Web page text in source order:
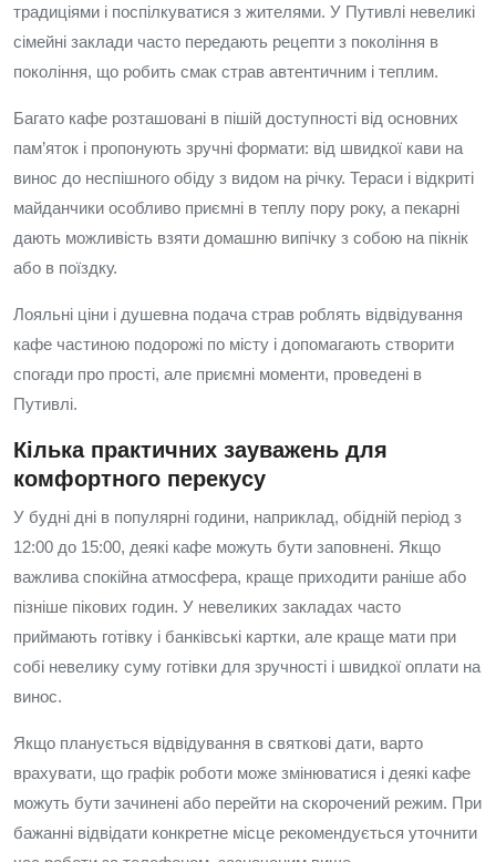
традиціями і поспілкуватися з жителями. У Путивлі невеликі
сімейні заклади часто передають рецепти з покоління в
покоління, що робить смак страв автентичним і теплим.
Багато кафе розташовані в пішій доступності від основних
пам’яток і пропонують зручні формати: від швидкої кави на
винос до неспішного обіду з видом на річку. Тераси і відкриті
майданчики особливо приємні в теплу пору року, а пекарні
дають можливість взяти домашню випічку з собою на пікнік
або в поїздку.
Лояльні ціни і душевна подача страв роблять відвідування
кафе частиною подорожі по місту і допомагають створити
спогади про прості, але приємні моменти, проведені в
Путивлі.
Кілька практичних зауважень для
комфортного перекусу
У будні дні в популярні години, наприклад, обідній період з
12:00 до 15:00, деякі кафе можуть бути заповнені. Якщо
важлива спокійна атмосфера, краще приходити раніше або
пізніше пікових годин. У невеликих закладах часто
приймають готівку і банківські картки, але краще мати при
собі невелику суму готівки для зручності і швидкої оплати на
винос.
Якщо планується відвідування в святкові дати, варто
врахувати, що графік роботи може змінюватися і деякі кафе
можуть бути зачинені або перейти на скорочений режим. При
бажанні відвідати конкретне місце рекомендується уточнити